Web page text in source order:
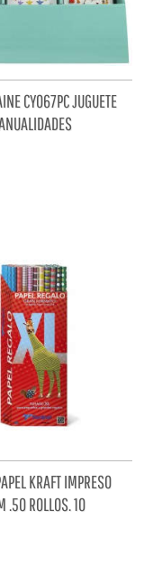
CY067PC JUGUETE
KRAFT IMPRESO
.50 ROLLOS. 10
11268